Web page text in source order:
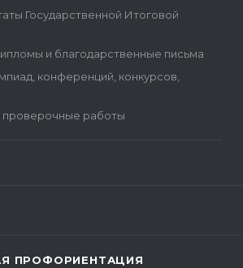
Государственной Итоговой
и благодарственные письма
конференций, конкурсов,
проверочные работы
ПРОФОРИЕНТАЦИЯ